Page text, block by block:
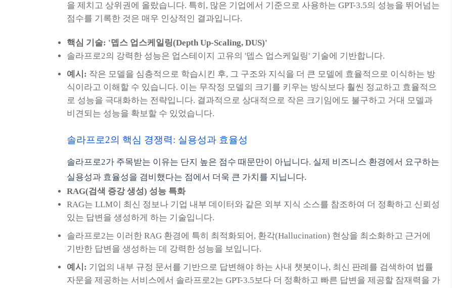
을 제치고 상위권에 올랐습니다. 특히, 많은 기업에서 기준으로 사용하는 GPT-3.5의 성능을 뛰어넘는
점수를 기록한 것은 매우 인상적인 결과입니다.
핵심 기술: '뎁스 업스케일링(Depth Up-Scaling, DUS)'
솔라프로2의 강력한 성능은 업스테이지 고유의 '뎁스 업스케일링' 기술에 기반합니다.
예시: 작은 모델을 심층적으로 학습시킨 후, 그 구조와 지식을 더 큰 모델에 효율적으로 이식하는 방
식이라고 이해할 수 있습니다. 이는 무작정 모델의 크기를 키우는 방식보다 훨씬 정교하고 효율적으
로 성능을 극대화하는 전략입니다. 결과적으로 상대적으로 작은 크기임에도 불구하고 거대 모델과
비견되는 성능을 확보할 수 있었습니다.
솔라프로2의 핵심 경쟁력: 실용성과 효율성
솔라프로2가 주목받는 이유는 단지 높은 점수 때문만이 아닙니다. 실제 비즈니스 환경에서 요구하는
실용성과 효율성을 겸비했다는 점에서 더욱 큰 가치를 지닙니다.
RAG(검색 증강 생성) 성능 특화
RAG는 LLM이 최신 정보나 기업 내부 데이터와 같은 외부 지식 소스를 참조하여 더 정확하고 신뢰성
있는 답변을 생성하게 하는 기술입니다.
솔라프로2는 이러한 RAG 환경에 특히 최적화되어, 환각(Hallucination) 현상을 최소화하고 근거에
기반한 답변을 생성하는 데 강력한 성능을 보입니다.
예시: 기업의 내부 규정 문서를 기반으로 답변해야 하는 사내 챗봇이나, 최신 판례를 검색하여 법률
자문을 제공하는 서비스에서 솔라프로2는 GPT-3.5보다 더 정확하고 빠른 답변을 제공할 잠재력을 가